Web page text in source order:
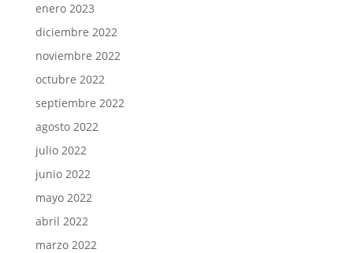
enero 2023
diciembre 2022
noviembre 2022
octubre 2022
septiembre 2022
agosto 2022
julio 2022
junio 2022
mayo 2022
abril 2022
marzo 2022